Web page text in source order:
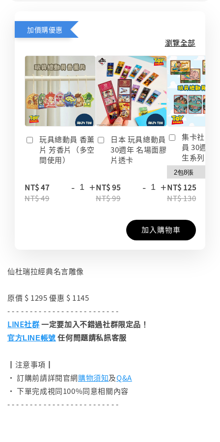
加價購優惠
瀏覽全部
玩具總動員 香薰
片 芳香片（多空
間使用）
NT$ 47
NT$ 49
- +
日本 玩具總動員
30週年 名場面膠
片透卡
NT$ 95
NT$ 99
- +
集卡社 玩
員 30週年
生系列 收
NT$ 125
NT$ 130
加入購物車
仙杜瑞拉經典名言雕像
原價 $ 1295 優惠 $ 1145
- - - - - - - - - - - - - - - - - - - - - - - - -
LINE社群一定要加入不錯過社群限定品！
官方LINE帳號 任何問題請私訊客服
┃注意事項┃
• 訂購前請詳閱官網購物須知及Q&A
• 下單完成視同100%同意相關內容
- - - - - - - - - - - - - - - - - - - - - - - - -